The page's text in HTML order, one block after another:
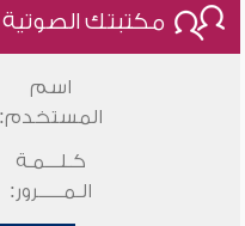
مكتبتك الصوتية
اسم
المستخدم:
كـلـــمـة
الـمـــــرور: